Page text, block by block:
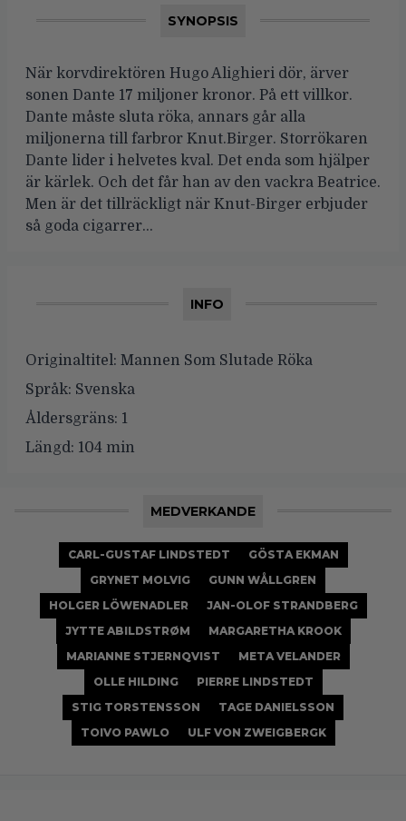
SYNOPSIS
När korvdirektören Hugo Alighieri dör, ärver
sonen Dante 17 miljoner kronor. På ett villkor.
Dante måste sluta röka, annars går alla
miljonerna till farbror Knut.Birger. Storrökaren
Dante lider i helvetes kval. Det enda som hjälper
är kärlek. Och det får han av den vackra Beatrice.
Men är det tillräckligt när Knut-Birger erbjuder
så goda cigarrer…
INFO
Originaltitel: Mannen Som Slutade Röka
Språk: Svenska
Åldersgräns: 1
Längd: 104 min
MEDVERKANDE
CARL-GUSTAF LINDSTEDT
GÖSTA EKMAN
GRYNET MOLVIG
GUNN WÅLLGREN
HOLGER LÖWENADLER
JAN-OLOF STRANDBERG
JYTTE ABILDSTRØM
MARGARETHA KROOK
MARIANNE STJERNQVIST
META VELANDER
OLLE HILDING
PIERRE LINDSTEDT
STIG TORSTENSSON
TAGE DANIELSSON
TOIVO PAWLO
ULF VON ZWEIGBERGK